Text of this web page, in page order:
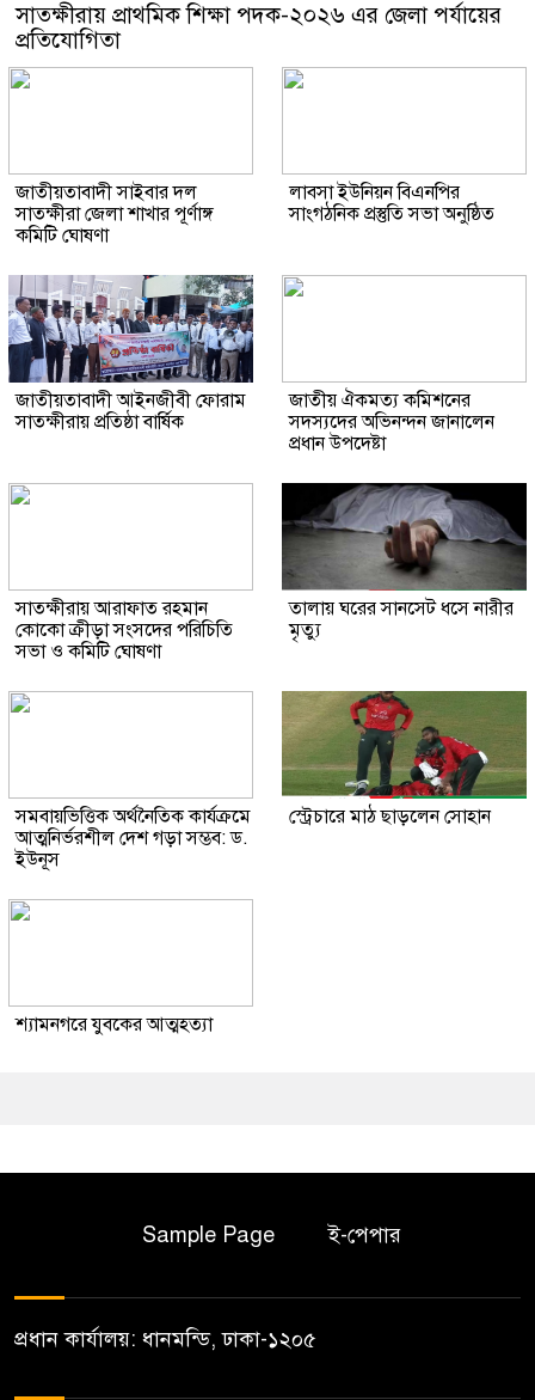
সাতক্ষীরায় প্রাথমিক শিক্ষা পদক-২০২৬ এর জেলা পর্যায়ের
প্রতিযোগিতা
জাতীয়তাবাদী সাইবার দল
সাতক্ষীরা জেলা শাখার পূর্ণাঙ্গ
কমিটি ঘোষণা
লাবসা ইউনিয়ন বিএনপির
সাংগঠনিক প্রস্তুতি সভা অনুষ্ঠিত
জাতীয়তাবাদী আইনজীবী ফোরাম
সাতক্ষীরায় প্রতিষ্ঠা বার্ষিক
জাতীয় ঐকমত্য কমিশনের
সদস্যদের অভিনন্দন জানালেন
প্রধান উপদেষ্টা
সাতক্ষীরায় আরাফাত রহমান
কোকো ক্রীড়া সংসদের পরিচিতি
সভা ও কমিটি ঘোষণা
তালায় ঘরের সানসেট ধসে নারীর
মৃত্যু
সমবায়ভিত্তিক অর্থনৈতিক কার্যক্রমে
আত্মনির্ভরশীল দেশ গড়া সম্ভব: ড.
ইউনূস
স্ট্রেচারে মাঠ ছাড়লেন সোহান
শ্যামনগরে যুবকের আত্মহত্যা
Sample Page ই-পেপার
প্রধান কার্যালয়: ধানমন্ডি, ঢাকা-১২০৫